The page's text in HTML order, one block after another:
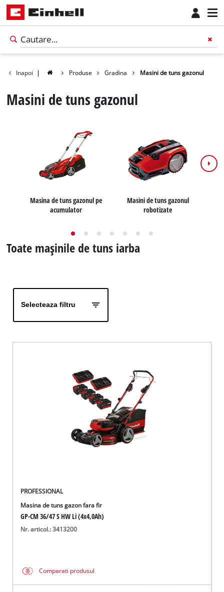
Română
RO Română
Inapoi | Produse Gradina Masini de tuns gazonul
Masini de tuns gazonul
Masina de tuns gazonul pe
acumulator
Masini de tuns gazonul
robotizate
Toate mașinile de tuns iarba
Selecteaza filtru
PROFESSIONAL
Masina de tuns gazon fara fir
GP-CM 36/47 S HW Li (4x4,0Ah)
Nr. articol.: 3413200
Comparati produsul